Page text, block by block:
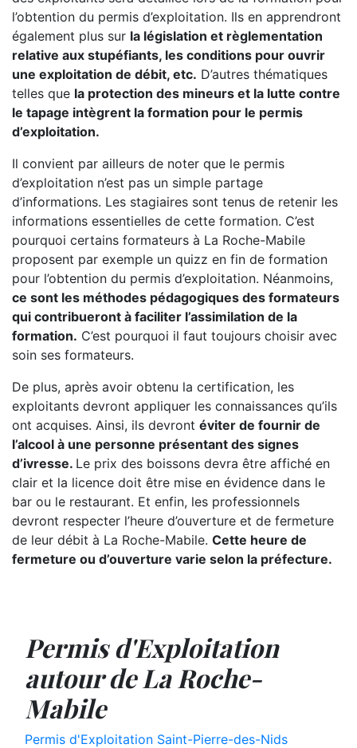
l’obtention du permis d’exploitation. Ils en apprendront
également plus sur la législation et règlementation
relative aux stupéfiants, les conditions pour ouvrir
une exploitation de débit, etc. D’autres thématiques
telles que la protection des mineurs et la lutte contre
le tapage intègrent la formation pour le permis
d’exploitation.
Il convient par ailleurs de noter que le permis
d’exploitation n’est pas un simple partage
d’informations. Les stagiaires sont tenus de retenir les
informations essentielles de cette formation. C’est
pourquoi certains formateurs à La Roche-Mabile
proposent par exemple un quizz en fin de formation
pour l’obtention du permis d’exploitation. Néanmoins,
ce sont les méthodes pédagogiques des formateurs
qui contribueront à faciliter l’assimilation de la
formation. C’est pourquoi il faut toujours choisir avec
soin ses formateurs.
De plus, après avoir obtenu la certification, les
exploitants devront appliquer les connaissances qu’ils
ont acquises. Ainsi, ils devront éviter de fournir de
l’alcool à une personne présentant des signes
d’ivresse. Le prix des boissons devra être affiché en
clair et la licence doit être mise en évidence dans le
bar ou le restaurant. Et enfin, les professionnels
devront respecter l’heure d’ouverture et de fermeture
de leur débit à La Roche-Mabile. Cette heure de
fermeture ou d’ouverture varie selon la préfecture.
Permis d'Exploitation
autour de La Roche-
Mabile
Permis d'Exploitation Saint-Pierre-des-Nids